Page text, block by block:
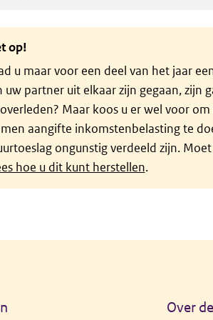
op!
u maar voor een deel van het jaar
uw partner uit elkaar zijn gegaan,
Maar koos u er wel voor
aangifte inkomstenbelasting te
ongunstig verdeeld zijn.
hoe u dit kunt herstellen.
Over